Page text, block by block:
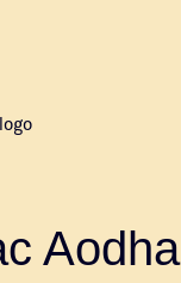
Aodha